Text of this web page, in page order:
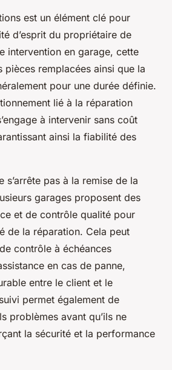
est un élément clé pour
d’esprit du propriétaire de
intervention en garage, cette
pièces remplacées ainsi que la
pour une durée définie.
lié à la réparation
à intervenir sans coût
ainsi la fiabilité des
s’arrête pas à la remise de la
garages proposent des
et de contrôle qualité pour
de la réparation. Cela peut
contrôle à échéances
en cas de panne,
entre le client et le
permet également de
problèmes avant qu’ils ne
la sécurité et la performance